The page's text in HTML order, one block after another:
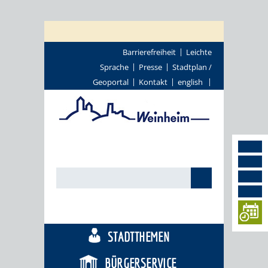
Barrierefreiheit
Leichte
Sprache
Presse
Stadtplan /
Geoportal
Kontakt english
STADTTHEMEN
BÜRGERSERVICE